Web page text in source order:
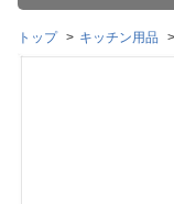
トップ キッチン用品